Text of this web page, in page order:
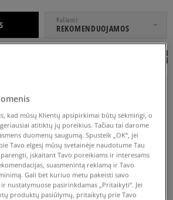
Rušiuoti
REKOMENDUOJAMOS
Rodyti daugiau
35
ŽALIA
kad mūsų Klientų apsipirkimai būtų sėkmingi, o
atitiktų jų poreikius. Tačiau tai darome
duomenų saugumą. Spustelk „OK“, jei
Tavo elgesį mūsų svetainėje naudotume Tau
įskaitant Tavo poreikiams ir interesams
suasmenintą reklamą ir Tavo
Gali bet kuriuo metu pakeisti savo
nustatymuose pasirinkdamas „Pritaikyti“. Jei
produktų pasiūlymų, pritaikytų prie Tavo